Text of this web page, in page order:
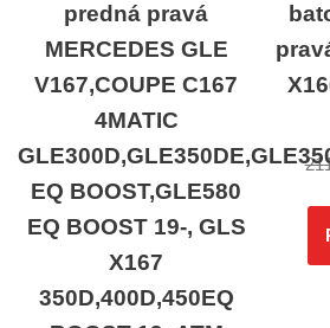
predná pravá
MERCEDES GLE
V167,COUPE C167
4MATIC
EQ BOOST,GLE580
EQ BOOST 19-, GLS
X167
350D,400D,450EQ